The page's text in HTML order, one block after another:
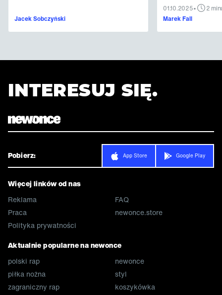
Jacek Sobczyński
01.10.2025•
2
Marek Fall
INTERESUJ SIĘ.
Pobierz: App Store Google Play
Więcej linków od nas
Reklama
Praca
Polityka prywatności
FAQ
newonce.store
Aktualnie popularne na newonce
polski rap
piłka nożna
zagraniczny rap
newonce
styl
koszykówka